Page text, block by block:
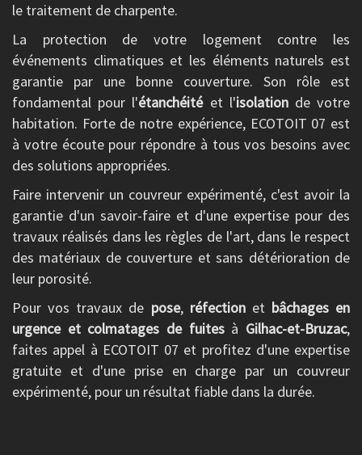
le traitement de charpente.
La protection de votre logement contre les
événements climatiques et les éléments naturels est
garantie par une bonne couverture. Son rôle est
fondamental pour l'étanchéitéet l'isolationde votre
habitation. Forte de notre expérience, ECOTOIT 07 est
à votre écoute pour répondre à tous vos besoins avec
des solutions appropriées.
Faire intervenir un couvreur expérimenté, c'est avoir la
garantie d'un savoir-faire et d'une expertise pour des
travaux réalisés dans les règles de l'art, dans le respect
des matériaux de couverture et sans détérioration de
leur porosité.
Pour vos travaux de pose, réfectionet bâchages en
urgence et colmatages de fuitesà Gilhac-et-Bruzac,
faites appel à ECOTOIT 07 et profitez d'une expertise
gratuite et d'une prise en charge par un couvreur
expérimenté, pour un résultat fiable dans la durée.